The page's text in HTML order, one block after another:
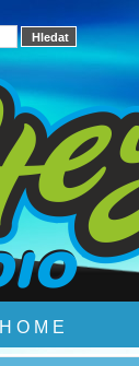
H O M E